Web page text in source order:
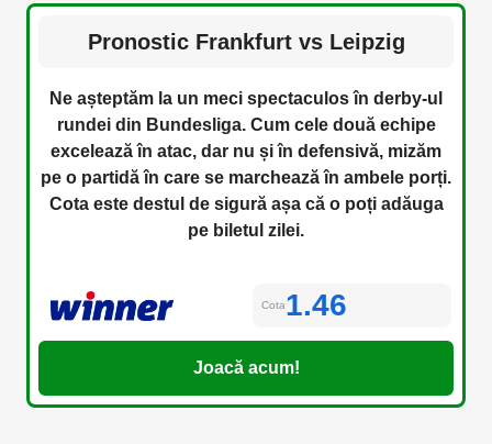
Pronostic Frankfurt vs Leipzig
Ne așteptăm la un meci spectaculos în derby-ul
rundei din Bundesliga. Cum cele două echipe
excelează în atac, dar nu și în defensivă, mizăm
pe o partidă în care se marchează în ambele porți.
Cota este destul de sigură așa că o poți adăuga
pe biletul zilei.
Cota1.46
Joacă acum!